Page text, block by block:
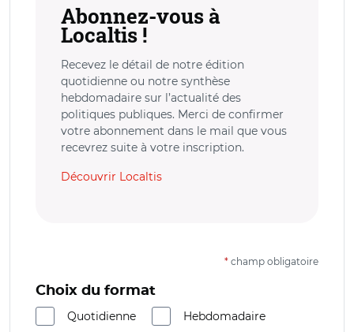
Abonnez-vous à
Localtis !
Recevez le détail de notre édition
quotidienne ou notre synthèse
hebdomadaire sur l’actualité des
politiques publiques. Merci de confirmer
votre abonnement dans le mail que vous
recevrez suite à votre inscription.
Découvrir Localtis
* champ obligatoire
Choix du format
Quotidienne
Hebdomadaire